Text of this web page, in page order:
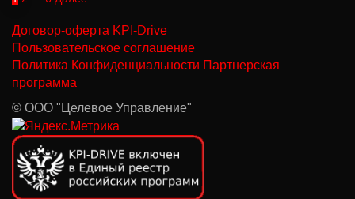
Договор-оферта KPI-Drive
Пользовательское соглашение
Политика Конфиденциальности Партнерская
программа
© ООО "Целевое Управление"